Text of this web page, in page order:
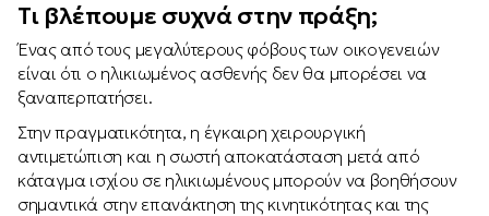
Τι βλέπουμε συχνά στην πράξη;
Ένας από τους μεγαλύτερους φόβους των οικογενειών
είναι ότι ο ηλικιωμένος ασθενής δεν θα μπορέσει να
ξαναπερπατήσει.
Στην πραγματικότητα, η έγκαιρη χειρουργική
αντιμετώπιση και η σωστή αποκατάσταση μετά από
κάταγμα ισχίου σε ηλικιωμένους μπορούν να βοηθήσουν
σημαντικά στην επανάκτηση της κινητικότητας και της